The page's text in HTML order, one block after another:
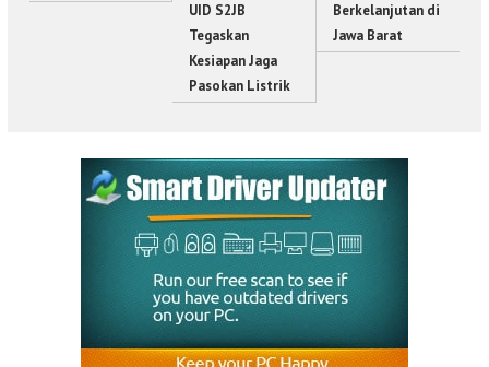
UID S2JB
Tegaskan
Kesiapan Jaga
Pasokan Listrik
Berkelanjutan di
Jawa Barat